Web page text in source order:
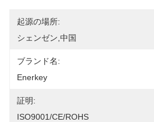
起源の場所:
シェンゼン,中国
ブランド名:
Enerkey
証明:
ISO9001/CE/ROHS